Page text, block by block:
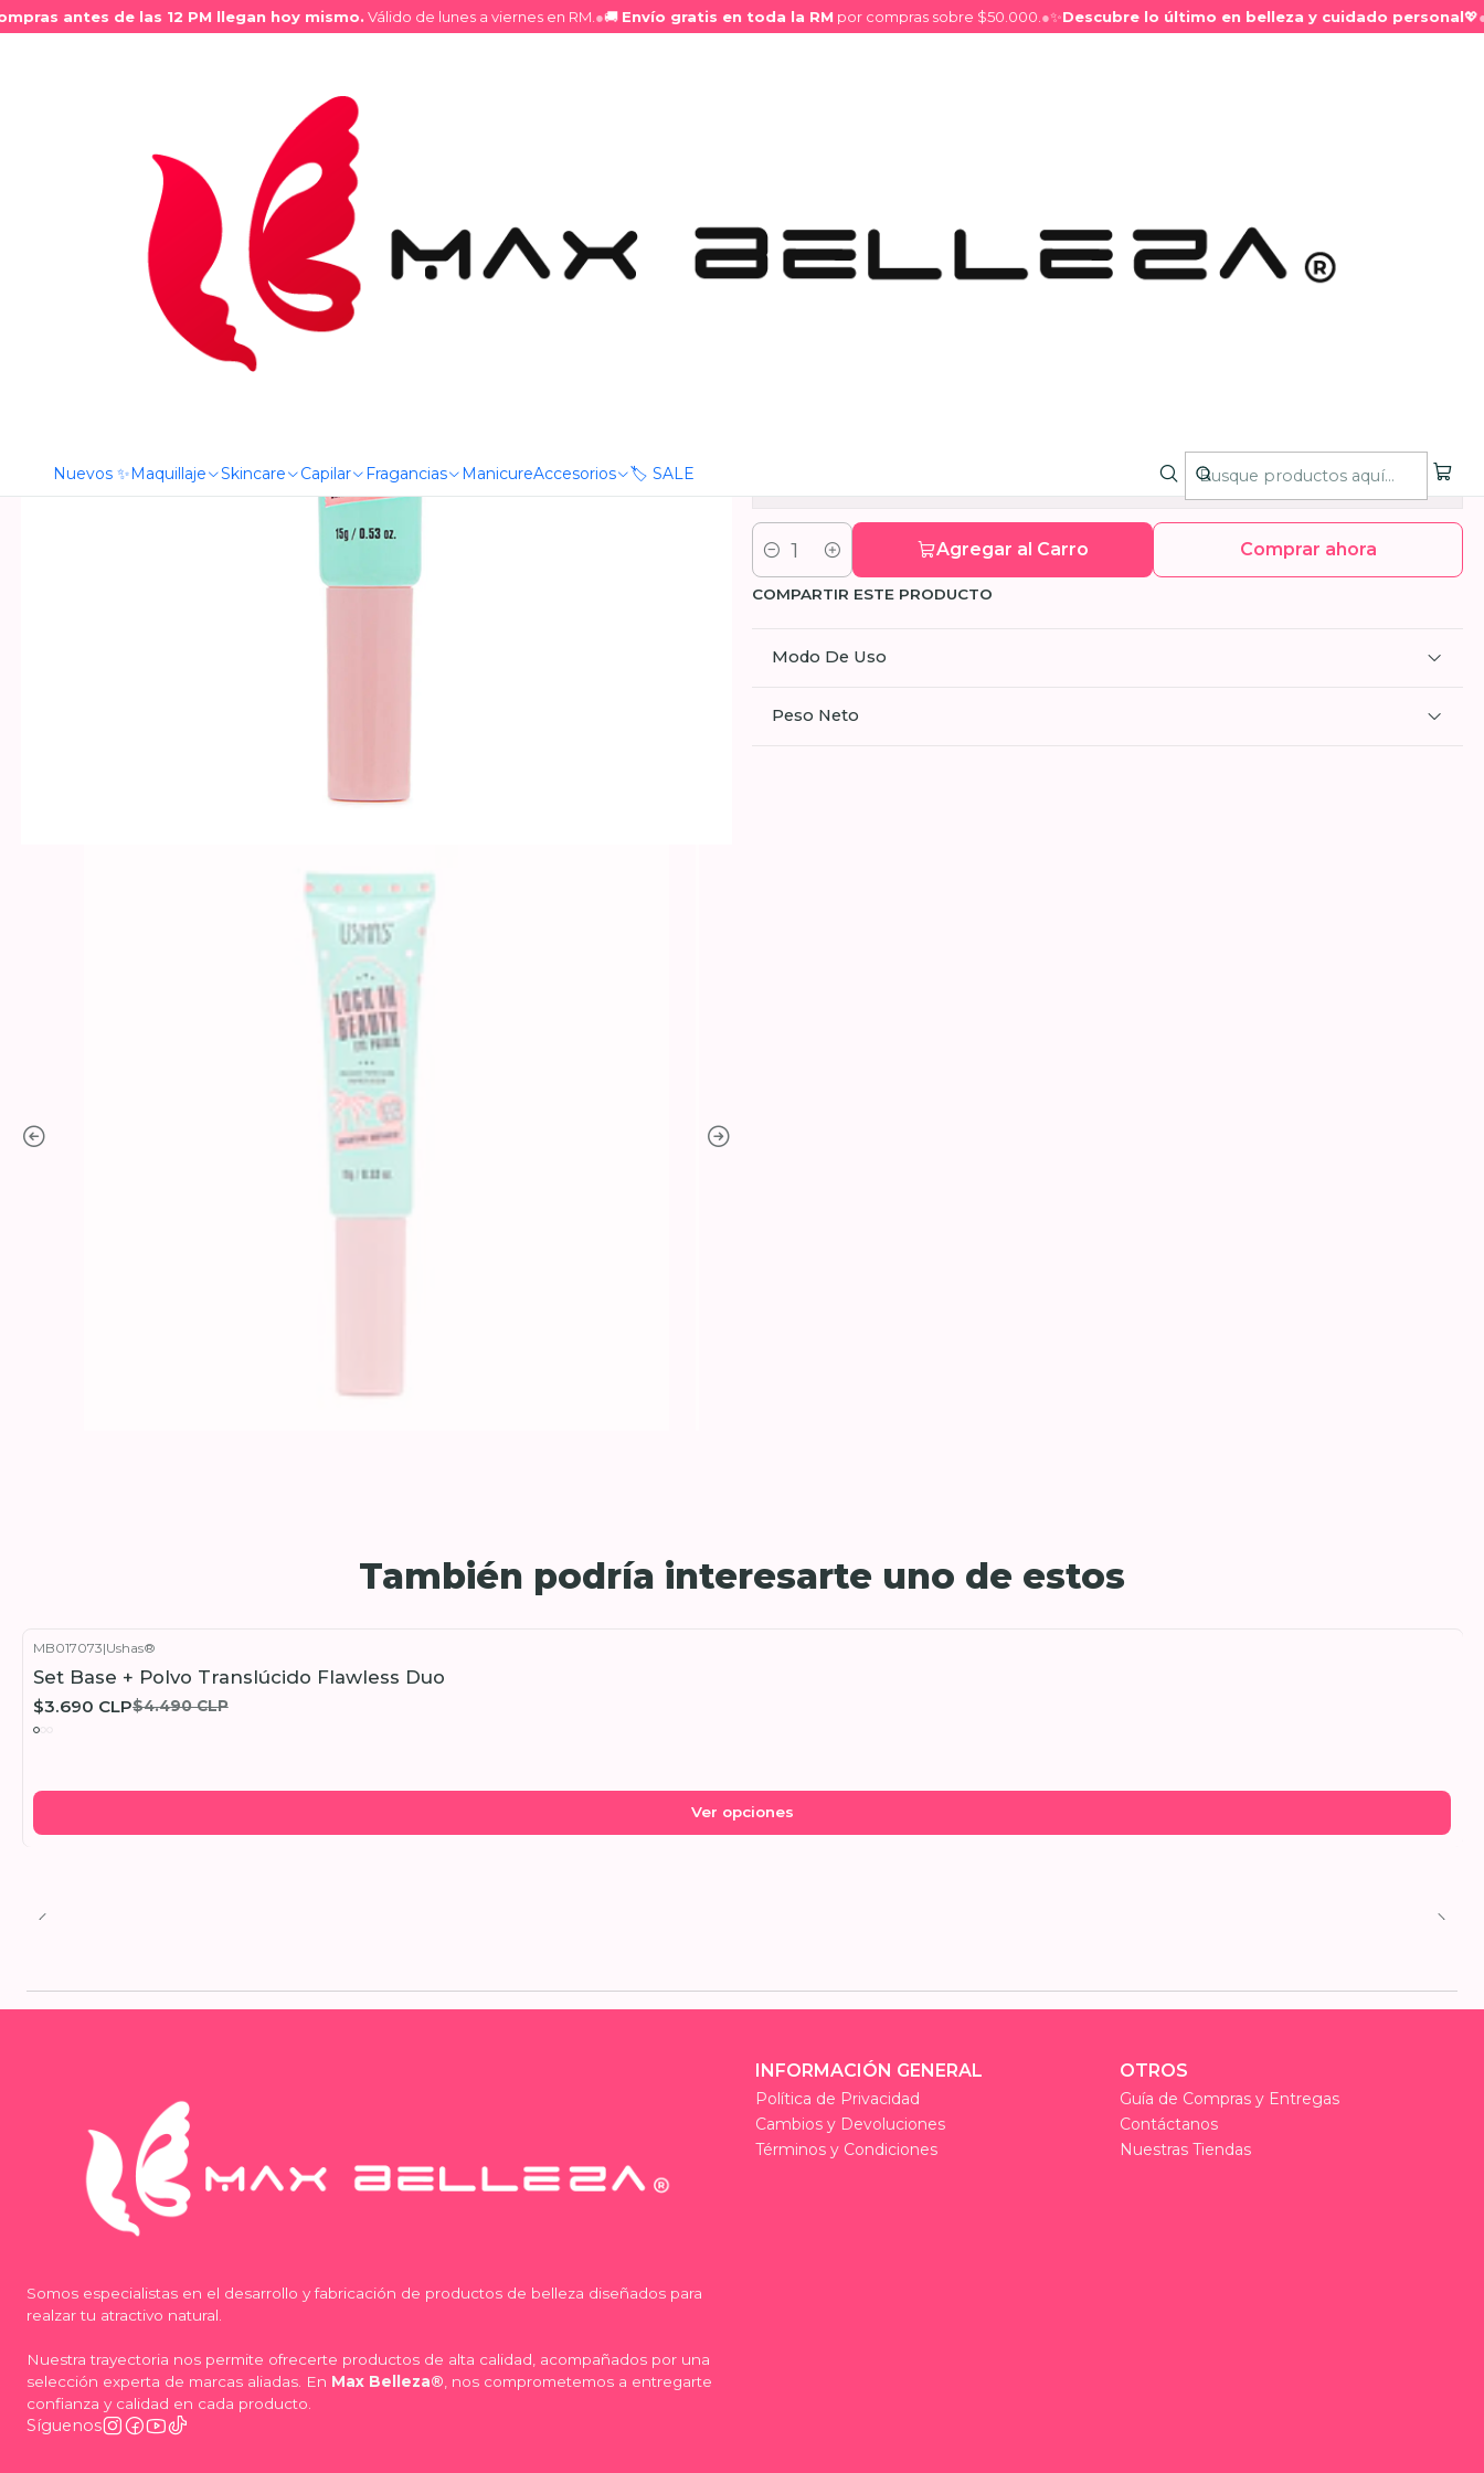
antes de las 12 PM llegan hoy mismo.Válido de lunes a viernes en RM.●🚚Envío gratis en toda la RMpor compras sobre $50.000.●✨ Descubre lo último en belleza y cuidado personal💖●
Nuevos ✨Maquillaje Skincare Capilar Fragancias ManicureAccesorios 🏷️ SALE
Prebase para ojos que ilumina instantáneamentey fija el colorde tus
sombras, garantizando larga duración y evitando que se formen pliegues.
Cantidad
Agregar al Carro Comprar ahora
COMPARTIR ESTE PRODUCTO
Modo De Uso
Peso Neto
También podría interesarte uno de estos
MB017073|Ushas®
Set Base + Polvo Translúcido Flawless Duo
$3.690 CLP$4.490 CLP
Ver opciones
Somos especialistas en el desarrollo y fabricación de productos de belleza diseñados para
realzar tu atractivo natural.
Nuestra trayectoria nos permite ofrecerte productos de alta calidad, acompañados por una
selección experta de marcas aliadas. En Max Belleza® , nos comprometemos a entregarte
confianza y calidad en cada producto.
Síguenos
INFORMACIÓN GENERAL
Política de Privacidad
Cambios y Devoluciones
Términos y Condiciones
OTROS
Guía de Compras y Entregas
Contáctanos
Nuestras Tiendas